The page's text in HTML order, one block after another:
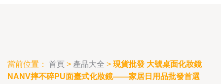
當前位置： 首頁 > 產品大全 > 現貨批發 大號桌面化妝鏡
NANV摔不碎PU面臺式化妝鏡——家居日用品批發首選